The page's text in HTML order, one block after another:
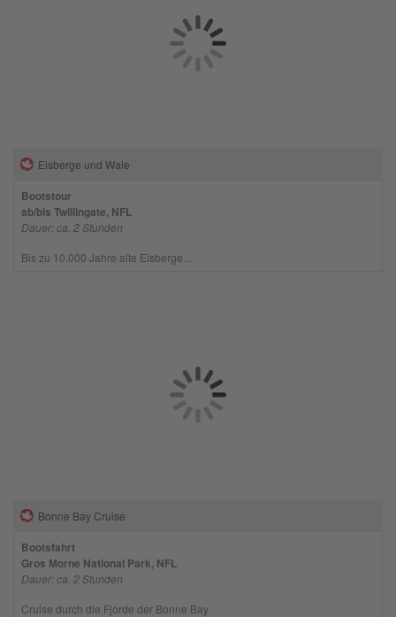
Eisberge und Wale
Bootstour
ab/bis Twillingate, NFL
Dauer: ca. 2 Stunden
Bis zu 10.000 Jahre alte Eisberge...
Bonne Bay Cruise
Bootsfahrt
Gros Morne National Park, NFL
Dauer: ca. 2 Stunden
Cruise durch die Fjorde der Bonne Bay